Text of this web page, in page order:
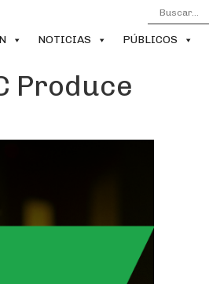
NOTICIAS PÚBLICOS
Produce